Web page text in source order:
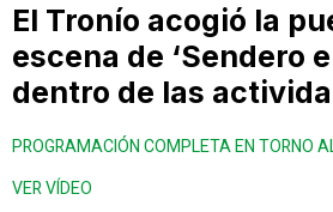
El Tronío acogió la
escena de ‘Sendero
dentro de las
PROGRAMACIÓN COMPLETA EN TORNO
VER VÍDEO